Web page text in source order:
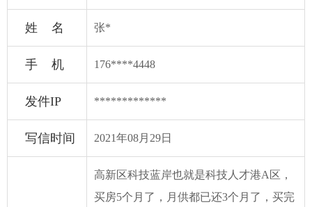
姓 名 张*
手 机 176****4448
发件IP *************
写信时间 2021年08月29日
高新区科技蓝岸也就是科技人才港A区，
买房5个月了，月供都已还3个月了，买完